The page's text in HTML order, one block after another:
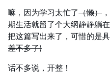
嘛，因为学习太忙了（懒）
期生活就留了个大纲静静躺
把这篇写出来了，可惜的是
差不多了)
话不多说，开整！